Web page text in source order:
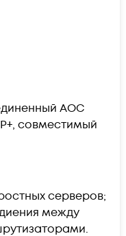
AOC
совместимый
серверов;
между